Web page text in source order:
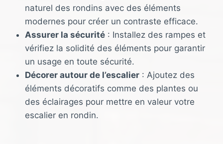
naturel des rondins avec des éléments
modernes pour créer un contraste efficace.
Assurer la sécurité : Installez des rampes et
vérifiez la solidité des éléments pour garantir
un usage en toute sécurité.
Décorer autour de l’escalier : Ajoutez des
éléments décoratifs comme des plantes ou
des éclairages pour mettre en valeur votre
escalier en rondin.